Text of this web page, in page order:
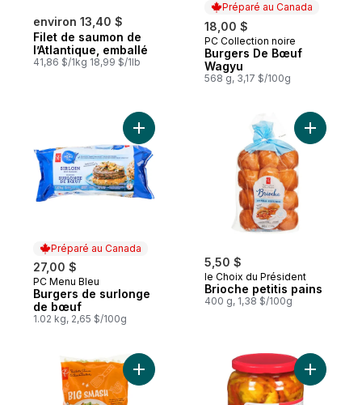
environ 13,40 $
Filet de saumon de
l’Atlantique, emballé
41,86 $/1kg 18,99 $/1lb
Préparé au Canada
18,00 $
Préparé au Canada
PC Collection noire
Burgers De Bœuf
Wagyu
568 g, 3,17 $/100g
Préparé au Canada
27,00 $
Préparé au Canada
PC Menu Bleu
Burgers de surlonge
de bœuf
1.02 kg, 2,65 $/100g
Ajouter Burgers de surlonge de bœuf au
5,50 $
le Choix du Président
Brioche petitis pains
400 g, 1,38 $/100g
Ajouter
Ajouter Kit de salade hachée BigAjouter